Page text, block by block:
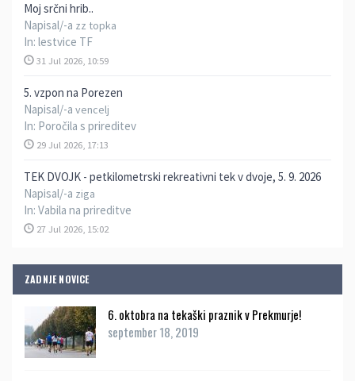
Moj srčni hrib..
Napisal/-a zz topka
In: lestvice TF
31 Jul 2026, 10:59
5. vzpon na Porezen
Napisal/-a vencelj
In: Poročila s prireditev
29 Jul 2026, 17:13
TEK DVOJK - petkilometrski rekreativni tek v dvoje, 5. 9. 2026
Napisal/-a ziga
In: Vabila na prireditve
27 Jul 2026, 15:02
ZADNJE NOVICE
6. oktobra na tekaški praznik v Prekmurje!
september 18, 2019